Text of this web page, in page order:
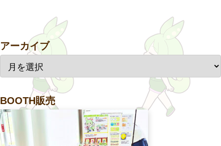
アーカイブ
BOOTH販売